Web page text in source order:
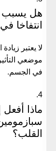
هل يسبب
انتفاخا
لا يعتبر
موضعي
في الجسم.
ماذا
القلب؟